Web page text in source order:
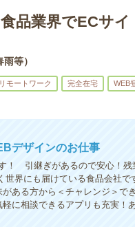
品業界でECサ
等）
モートワーク 完全在宅 WEB
デザインのお仕事
！ 引継ぎがあるので安心！
界にも届けている食品会社
ある方から＜チャレンジ＞で
に相談できるアプリも充実！